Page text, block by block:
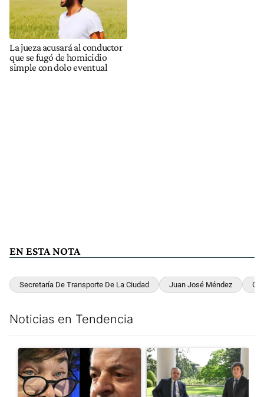
La jueza acusará al conductor
que se fugó de homicidio
simple con dolo eventual
EN ESTA NOTA
Secretaría De Transporte De La Ciudad Juan José Méndez
Noticias en Tendencia
Un artículo de tendencia con el título "Tensión Lula-Milei:
Un artículo de tendencia con